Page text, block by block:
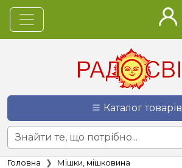
Каталог товарів
Головна
Мішки, мішковина